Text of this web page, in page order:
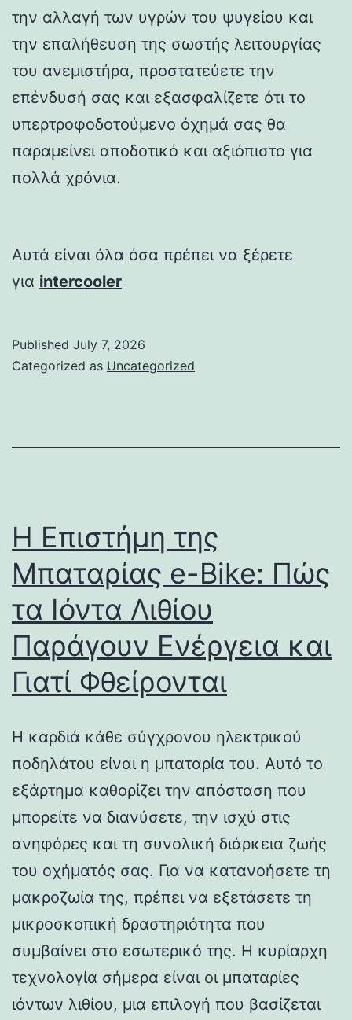
την αλλαγή των υγρών του ψυγείου και
την επαλήθευση της σωστής λειτουργίας
του ανεμιστήρα, προστατεύετε την
επένδυσή σας και εξασφαλίζετε ότι το
υπερτροφοδοτούμενο όχημά σας θα
παραμείνει αποδοτικό και αξιόπιστο για
πολλά χρόνια.
Αυτά είναι όλα όσα πρέπει να ξέρετε
για intercooler
Published July 7, 2026
Categorized as Uncategorized
Η Επιστήμη της
Μπαταρίας e-Bike: Πώς
τα Ιόντα Λιθίου
Παράγουν Ενέργεια και
Γιατί Φθείρονται
Η καρδιά κάθε σύγχρονου ηλεκτρικού
ποδηλάτου είναι η μπαταρία του. Αυτό το
εξάρτημα καθορίζει την απόσταση που
μπορείτε να διανύσετε, την ισχύ στις
ανηφόρες και τη συνολική διάρκεια ζωής
του οχήματός σας. Για να κατανοήσετε τη
μακροζωία της, πρέπει να εξετάσετε τη
μικροσκοπική δραστηριότητα που
συμβαίνει στο εσωτερικό της. Η κυρίαρχη
τεχνολογία σήμερα είναι οι μπαταρίες
ιόντων λιθίου, μια επιλογή που βασίζεται